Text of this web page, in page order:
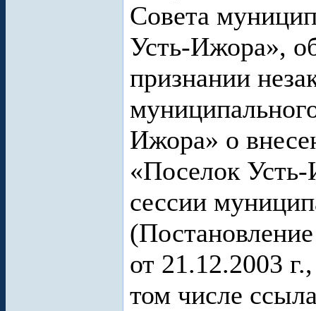
Совета
Усть-Ижора»,
признании
Ижора» о
«Поселок
сессии
(Постановление
от 21.12.2003
том числе